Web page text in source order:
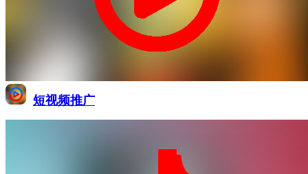
短视频推广